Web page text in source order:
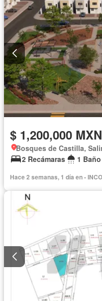
$ 1,200,000 MXN
Bosques de Castilla,
2 Recámaras
1 Baño
Hace 2 semanas, 1 día en -